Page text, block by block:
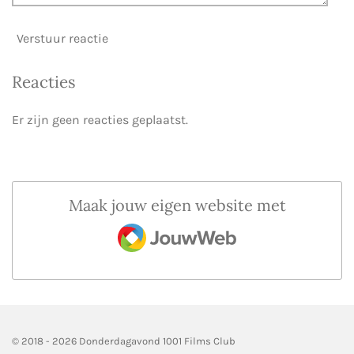
Verstuur reactie
Reacties
Er zijn geen reacties geplaatst.
Maak jouw eigen website met
JouwWeb
© 2018 - 2026 Donderdagavond 1001 Films Club